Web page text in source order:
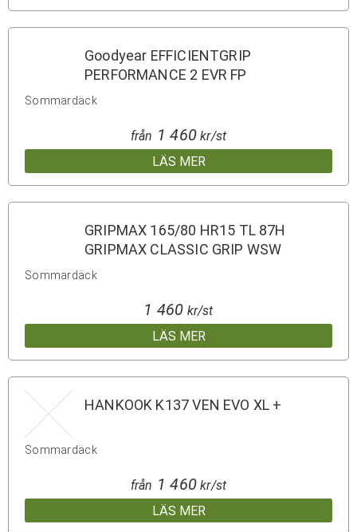
Goodyear EFFICIENTGRIP
PERFORMANCE 2 EVR FP
Sommardäck
LÄS MER
från 1 460kr/st
GRIPMAX 165/80 HR15 TL 87H
GRIPMAX CLASSIC GRIP WSW
Sommardäck
LÄS MER
1 460 kr/st
HANKOOK K137 VEN EVO XL +
Sommardäck
LÄS MER
från 1 460kr/st